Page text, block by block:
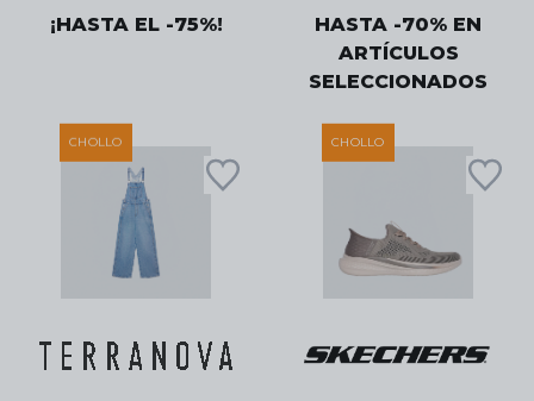
¡HASTA EL -75%!
HASTA -70% EN
ARTÍCULOS
SELECCIONADOS
CHOLLO CHOLLO